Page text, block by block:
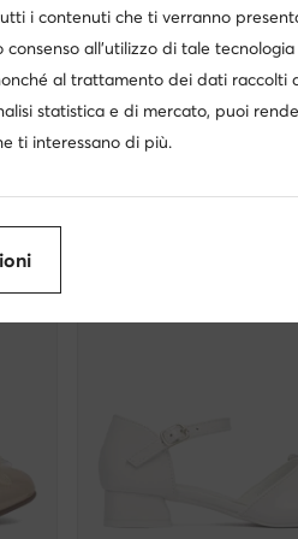
extra -15% Codice:
Mayoral
Scarpe basse · Bianco
Prezzo attuale
35,99 €
Prezzo regolare
i contenuti che ti verranno
consenso all’utilizzo di tale
al trattamento dei dati raccolti
statistica e di mercato, puoi
ti interessano di più.